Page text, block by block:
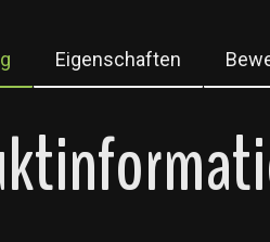
Eigenschaften